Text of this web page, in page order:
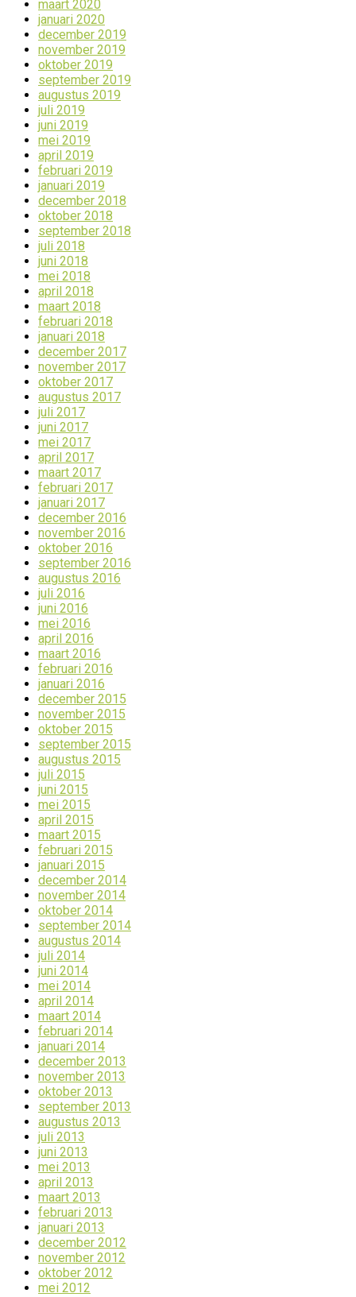
maart 2020
januari 2020
december 2019
november 2019
oktober 2019
september 2019
augustus 2019
juli 2019
juni 2019
mei 2019
april 2019
februari 2019
januari 2019
december 2018
oktober 2018
september 2018
juli 2018
juni 2018
mei 2018
april 2018
maart 2018
februari 2018
januari 2018
december 2017
november 2017
oktober 2017
augustus 2017
juli 2017
juni 2017
mei 2017
april 2017
maart 2017
februari 2017
januari 2017
december 2016
november 2016
oktober 2016
september 2016
augustus 2016
juli 2016
juni 2016
mei 2016
april 2016
maart 2016
februari 2016
januari 2016
december 2015
november 2015
oktober 2015
september 2015
augustus 2015
juli 2015
juni 2015
mei 2015
april 2015
maart 2015
februari 2015
januari 2015
december 2014
november 2014
oktober 2014
september 2014
augustus 2014
juli 2014
juni 2014
mei 2014
april 2014
maart 2014
februari 2014
januari 2014
december 2013
november 2013
oktober 2013
september 2013
augustus 2013
juli 2013
juni 2013
mei 2013
april 2013
maart 2013
februari 2013
januari 2013
december 2012
november 2012
oktober 2012
mei 2012